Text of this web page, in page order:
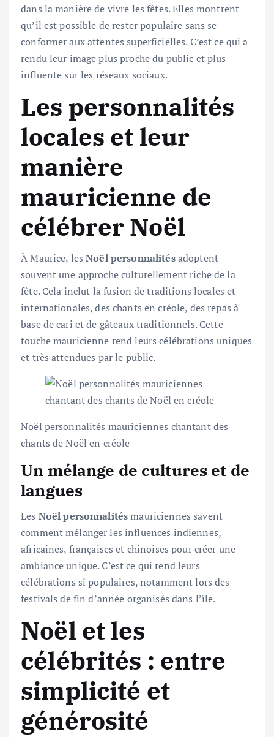
dans la manière de vivre les fêtes. Elles montrent
qu’il est possible de rester populaire sans se
conformer aux attentes superficielles. C’est ce qui a
rendu leur image plus proche du public et plus
influente sur les réseaux sociaux.
Les personnalités
locales et leur
manière
mauricienne de
célébrer Noël
À Maurice, lesNoël personnalitésadoptent
souvent une approche culturellement riche de la
fête. Cela inclut la fusion de traditions locales et
internationales, des chants en créole, des repas à
base de cari et de gâteaux traditionnels. Cette
touche mauricienne rend leurs célébrations uniques
et très attendues par le public.
Noël personnalités mauriciennes chantant des
chants de Noël en créole
Un mélange de cultures et de
langues
Les Noël personnalitésmauriciennes savent
comment mélanger les influences indiennes,
africaines, françaises et chinoises pour créer une
ambiance unique. C’est ce qui rend leurs
célébrations si populaires, notamment lors des
festivals de fin d’année organisés dans l’île.
Noël et les
célébrités : entre
simplicité et
générosité